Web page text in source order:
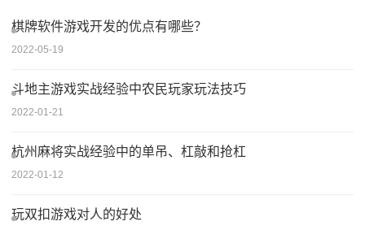
棋牌软件游戏开发的优点有哪些？
2022-05-19
斗地主游戏实战经验中农民玩家玩法技巧
2022-01-21
杭州麻将实战经验中的单吊、杠敲和抢杠
2022-01-12
玩双扣游戏对人的好处